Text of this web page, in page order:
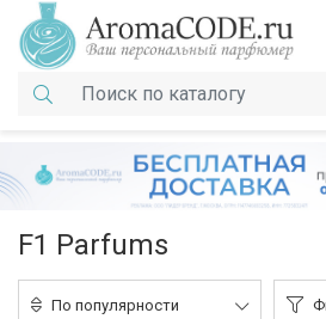
F1 Parfums
По популярности